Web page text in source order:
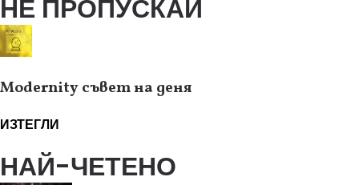
НЕ ПРОПУСКАЙ
Modernity съвет на деня
ИЗТЕГЛИ
НАЙ-ЧЕТЕНО